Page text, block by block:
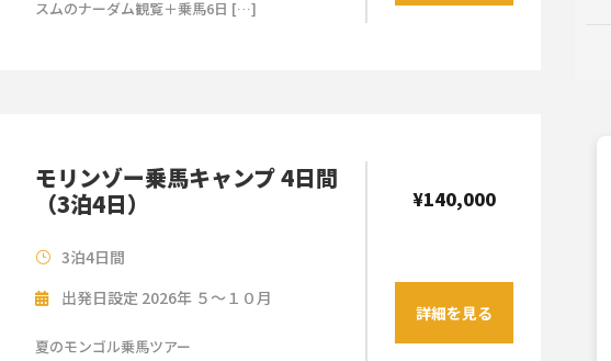
スムのナーダム観覧＋乗馬6日 […]
モリンゾー乗馬キャンプ 4日間
（3泊4日）
3泊4日間
出発日設定 2026年 ５～１０月
夏のモンゴル乗馬ツアー
¥140,000
詳細を見る